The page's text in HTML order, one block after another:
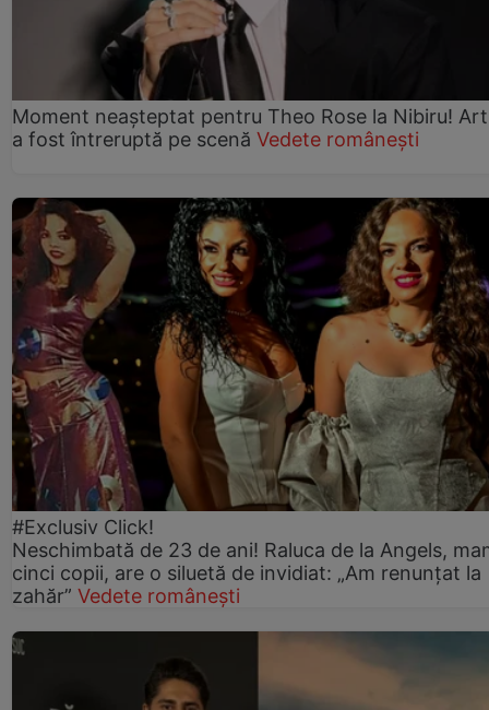
Moment neașteptat pentru Theo Rose la Nibiru!
a fost întreruptă pe scenă Vedete românești
#Exclusiv Click!
Neschimbată de 23 de ani! Raluca de la Angels,
cinci copii, are o siluetă de invidiat: „Am renunțat la
zahăr” Vedete românești